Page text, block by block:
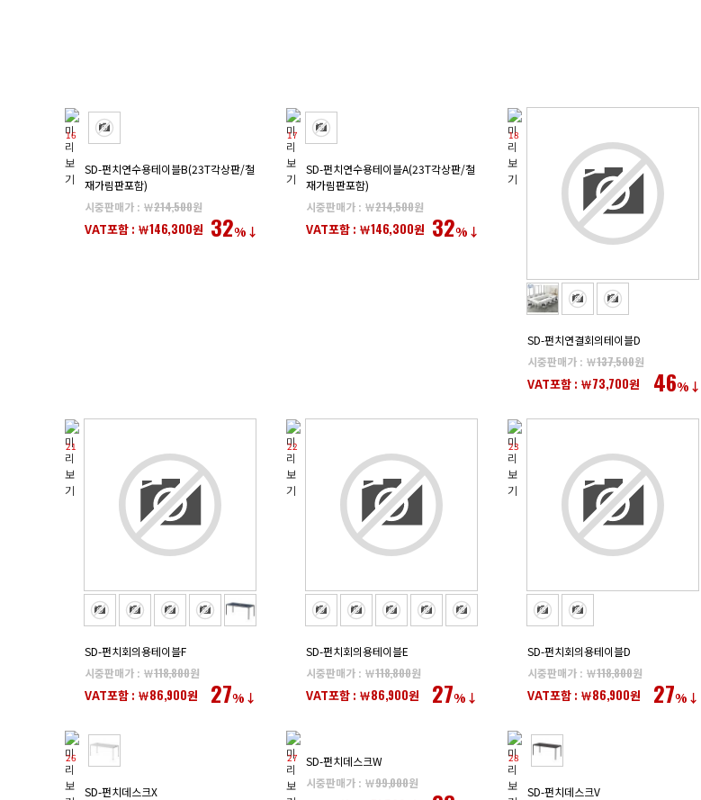
16
SD-펀치연수용테이블B(23T각상판/철
재가림판포함)
시중판매가 : ￦214,500원
VAT포함 : ￦146,300원 32%↓
17
SD-펀치연수용테이블A(23T각상판/철
재가림판포함)
시중판매가 : ￦214,500원
VAT포함 : ￦146,300원 32%↓
18
SD-펀치연결회의테이블D
시중판매가 : ￦137,500원
VAT포함 : ￦73,700원 46%↓
21
SD-펀치회의용테이블F
시중판매가 : ￦118,800원
VAT포함 : ￦86,900원 27%↓
22
SD-펀치회의용테이블E
시중판매가 : ￦118,800원
VAT포함 : ￦86,900원 27%↓
23
SD-펀치회의용테이블D
시중판매가 : ￦118,800원
VAT포함 : ￦86,900원 27%↓
26
SD-펀치데스크X
27
SD-펀치데스크W
시중판매가 : ￦99,000원
28
SD-펀치데스크V